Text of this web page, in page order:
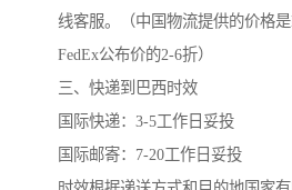
线客服。（中国物流提供的价格是
FedEx公布价的2-6折）
三、快递到巴西时效
国际快递：3-5工作日妥投
国际邮寄：7-20工作日妥投